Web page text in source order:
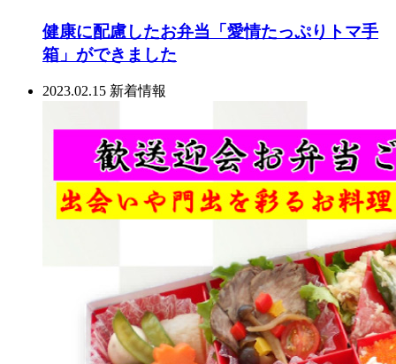
健康に配慮したお弁当「愛情たっぷりトマ手
箱」ができました
2023.02.15 新着情報